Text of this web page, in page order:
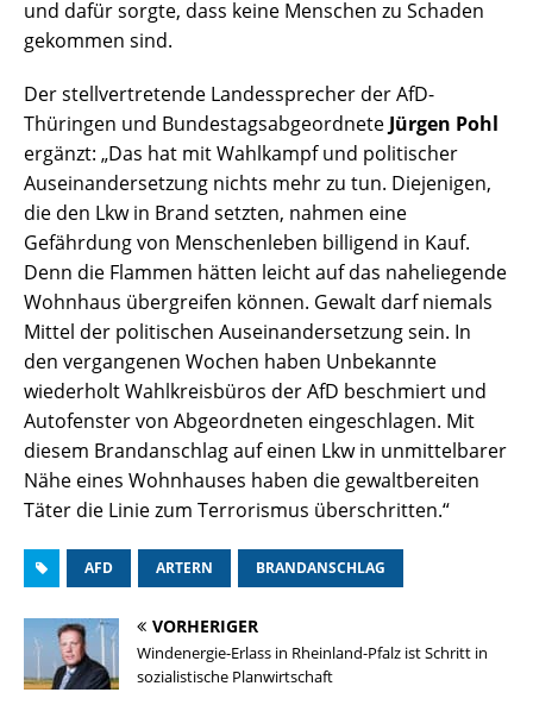
und dafür sorgte, dass keine Menschen zu Schaden
gekommen sind.
Der stellvertretende Landessprecher der AfD-
Thüringen und Bundestagsabgeordnete Jürgen Pohl
ergänzt: „Das hat mit Wahlkampf und politischer
Auseinandersetzung nichts mehr zu tun. Diejenigen,
die den Lkw in Brand setzten, nahmen eine
Gefährdung von Menschenleben billigend in Kauf.
Denn die Flammen hätten leicht auf das naheliegende
Wohnhaus übergreifen können. Gewalt darf niemals
Mittel der politischen Auseinandersetzung sein. In
den vergangenen Wochen haben Unbekannte
wiederholt Wahlkreisbüros der AfD beschmiert und
Autofenster von Abgeordneten eingeschlagen. Mit
diesem Brandanschlag auf einen Lkw in unmittelbarer
Nähe eines Wohnhauses haben die gewaltbereiten
Täter die Linie zum Terrorismus überschritten.“
AFD ARTERN BRANDANSCHLAG
VORHERIGER
Windenergie-Erlass in Rheinland-Pfalz ist Schritt in
sozialistische Planwirtschaft